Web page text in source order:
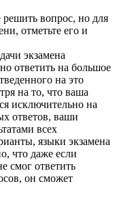
вопрос, но для
отметьте его и
экзамена
ответить на большое
на это
на то, что ваша
исключительно на
ответов, ваши
всех
языки экзамена
что даже если
смог ответить
он сможет